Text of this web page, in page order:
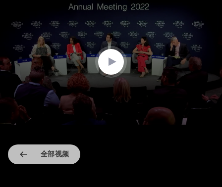
minutes,
seconds
全部视频